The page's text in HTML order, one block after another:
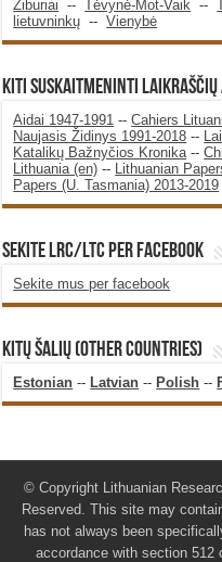
Žiburiai --Tėvynė-Mot-Vaik --
lietuvninkų --Vienybė
KITI SUSKAITMENINTI LAIKRAŠČIŲ
Aidai 1947-1991 --Cahiers
Naujasis Židinys 1991-2018 --
Katalikų Bažnyčios Kronika --
Lithuania (en) -- Lithuanian
Papers (U. Tasmania) 2013-2019
SEKITE LRC/LTC PER FACEBOOK
Sekite mus per facebook
KITŲ ŠALIŲ (OTHER COUNTRIES)
Estonian --Latvian --Polish --
© Copyright Lithuanian
Reserved. This site may
has not always been
accordance with section 512